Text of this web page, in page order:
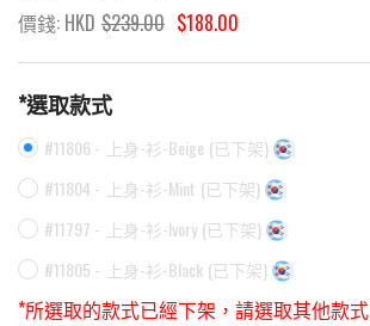
價錢: HKD $239.00 $188.00
*選取款式
#11806 - 上身-衫-Beige (已下架)
#11804 - 上身-衫-Mint (已下架)
#11797 - 上身-衫-Ivory (已下架)
#11805 - 上身-衫-Black (已下架)
*所選取的款式已經下架，請選取其他款式